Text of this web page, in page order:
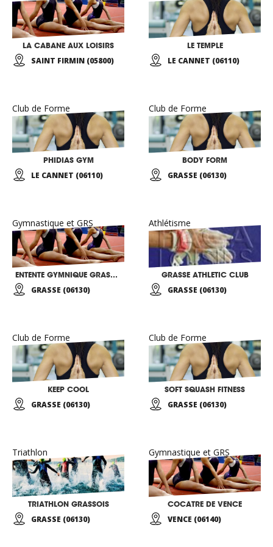
LA CABANE AUX LOISIRS
SAINT FIRMIN (05800)
LE TEMPLE
LE CANNET (06110)
Club de Forme
PHIDIAS GYM
LE CANNET (06110)
Club de Forme
BODY FORM
GRASSE (06130)
Gymnastique et GRS
ENTENTE GYMNIQUE GRASSOISE
GRASSE (06130)
Athlétisme
GRASSE ATHLETIC CLUB
GRASSE (06130)
Club de Forme
KEEP COOL
GRASSE (06130)
Club de Forme
SOFT SQUASH FITNESS
GRASSE (06130)
Triathlon
TRIATHLON GRASSOIS
GRASSE (06130)
Gymnastique et GRS
COCATRE DE VENCE
VENCE (06140)